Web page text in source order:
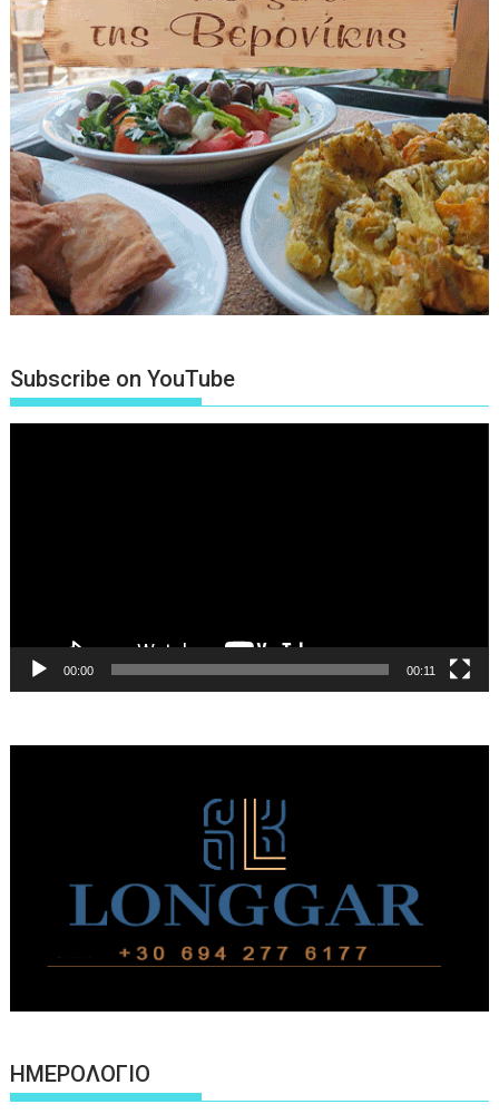
Subscribe on YouTube
00:00 00:11
ΗΜΕΡΟΛΟΓΙΟ